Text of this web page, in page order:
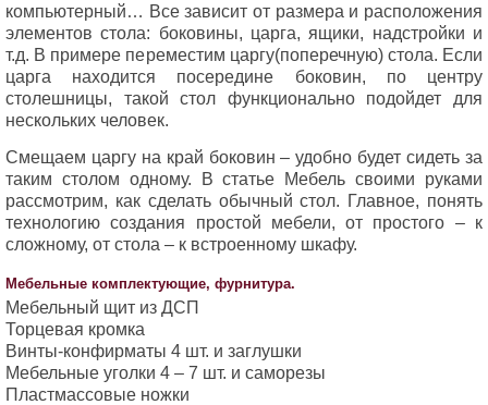
компьютерный… Все зависит от размера и расположения
элементов стола: боковины, царга, ящики, надстройки и
т.д. В примере переместим царгу(поперечную) стола. Если
царга находится посередине боковин, по центру
столешницы, такой стол функционально подойдет для
нескольких человек.
Смещаем царгу на край боковин – удобно будет сидеть за
таким столом одному. В статье Мебель своими руками
рассмотрим, как сделать обычный стол. Главное, понять
технологию создания простой мебели, от простого – к
сложному, от стола – к встроенному шкафу.
Мебельные комплектующие, фурнитура.
Мебельный щит из ДСП
Торцевая кромка
Винты-конфирматы 4 шт. и заглушки
Мебельные уголки 4 – 7 шт. и саморезы
Пластмассовые ножки